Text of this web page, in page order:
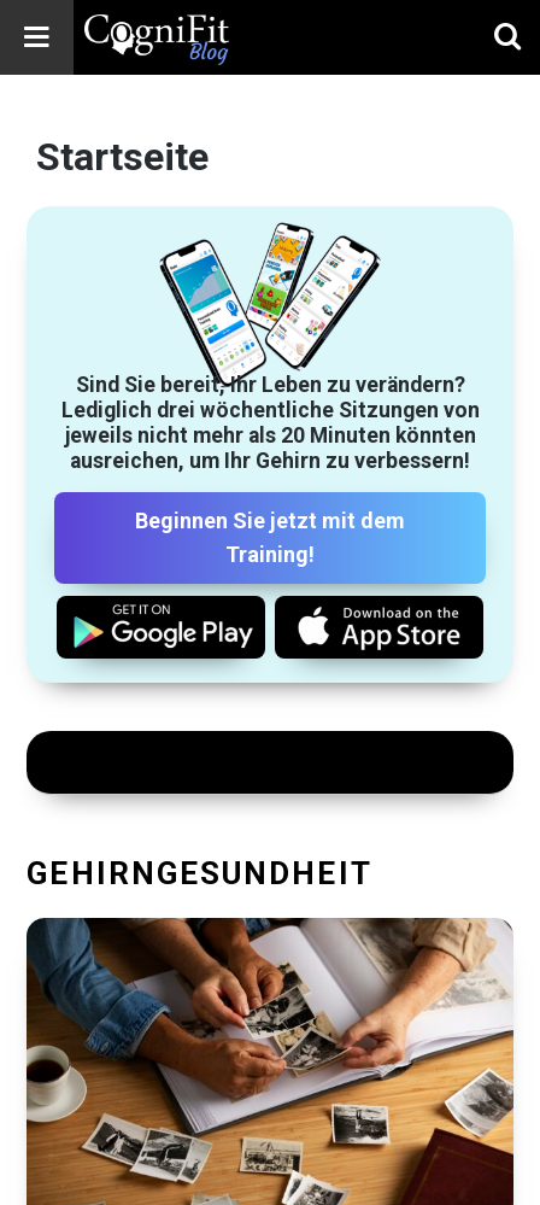
Health
Mental Health, and
Wellness
Startseite
Sind Sie bereit, Ihr Leben zu verändern?
Lediglich drei wöchentliche Sitzungen von
jeweils nicht mehr als 20 Minuten könnten
ausreichen, um Ihr Gehirn zu verbessern!
Beginnen Sie jetzt mit dem
Training!
GEHIRNGESUNDHEIT